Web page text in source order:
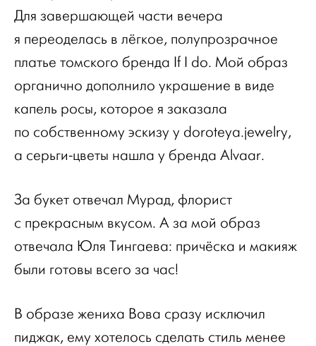
Для завершающей части вечера
я переоделась в лёгкое, полупрозрачное
платье томского бренда If I do. Мой образ
органично дополнило украшение в виде
капель росы, которое я заказала
по собственному эскизу у doroteya.jewelry,
а серьги-цветы нашла у бренда Alvaar.
За букет отвечал Мурад, флорист
с прекрасным вкусом. А за мой образ
отвечала Юля Тингаева: причёска и макияж
были готовы всего за час!
В образе жениха Вова сразу исключил
пиджак, ему хотелось сделать стиль менее